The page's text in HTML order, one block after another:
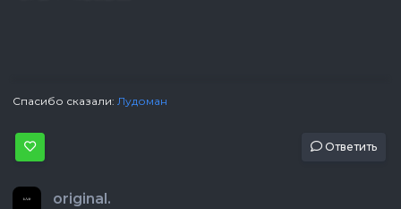
Спасибо сказали: Лудоман
Ответить
original.